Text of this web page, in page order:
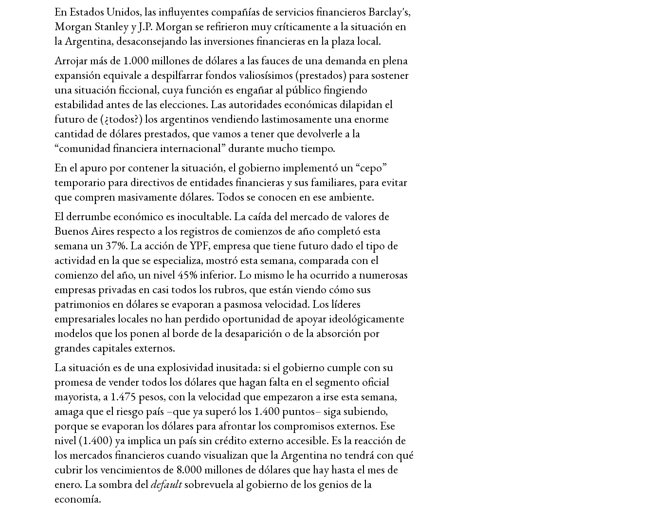
En Estados Unidos, las influyentes compañías de servicios financieros Barclay's,
Morgan Stanley y J.P. Morgan se refirieron muy críticamente a la situación en
la Argentina, desaconsejando las inversiones financieras en la plaza local.
Arrojar más de 1.000 millones de dólares a las fauces de una demanda en plena
expansión equivale a despilfarrar fondos valiosísimos (prestados) para sostener
una situación ficcional, cuya función es engañar al público fingiendo
estabilidad antes de las elecciones. Las autoridades económicas dilapidan el
futuro de (¿todos?) los argentinos vendiendo lastimosamente una enorme
cantidad de dólares prestados, que vamos a tener que devolverle a la
“comunidad financiera internacional” durante mucho tiempo.
En el apuro por contener la situación, el gobierno implementó un “cepo”
temporario para directivos de entidades financieras y sus familiares, para evitar
que compren masivamente dólares. Todos se conocen en ese ambiente.
El derrumbe económico es inocultable. La caída del mercado de valores de
Buenos Aires respecto a los registros de comienzos de año completó esta
semana un 37%. La acción de YPF, empresa que tiene futuro dado el tipo de
actividad en la que se especializa, mostró esta semana, comparada con el
comienzo del año, un nivel 45% inferior. Lo mismo le ha ocurrido a numerosas
empresas privadas en casi todos los rubros, que están viendo cómo sus
patrimonios en dólares se evaporan a pasmosa velocidad. Los líderes
empresariales locales no han perdido oportunidad de apoyar ideológicamente
modelos que los ponen al borde de la desaparición o de la absorción por
grandes capitales externos.
La situación es de una explosividad inusitada: si el gobierno cumple con su
promesa de vender todos los dólares que hagan falta en el segmento oficial
mayorista, a 1.475 pesos, con la velocidad que empezaron a irse esta semana,
amaga que el riesgo país –que ya superó los 1.400 puntos– siga subiendo,
porque se evaporan los dólares para afrontar los compromisos externos. Ese
nivel (1.400) ya implica un país sin crédito externo accesible. Es la reacción de
los mercados financieros cuando visualizan que la Argentina no tendrá con qué
cubrir los vencimientos de 8.000 millones de dólares que hay hasta el mes de
enero. La sombra deldefaultsobrevuela al gobierno de los genios de la
economía.